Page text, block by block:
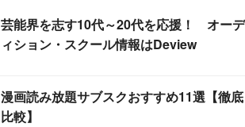
芸能界を志す10代～20代を応援！ オーデ
ィション・スクール情報はDeview
漫画読み放題サブスクおすすめ11選【徹底
比較】